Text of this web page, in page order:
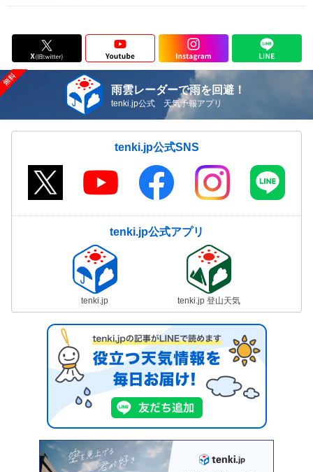
雨雲レーダーで雨を回避！
tenki.jp公式 天気予報アプリ
tenki.jp公式SNS
tenki.jp公式アプリ
tenki.jp tenki.jp 登山天気